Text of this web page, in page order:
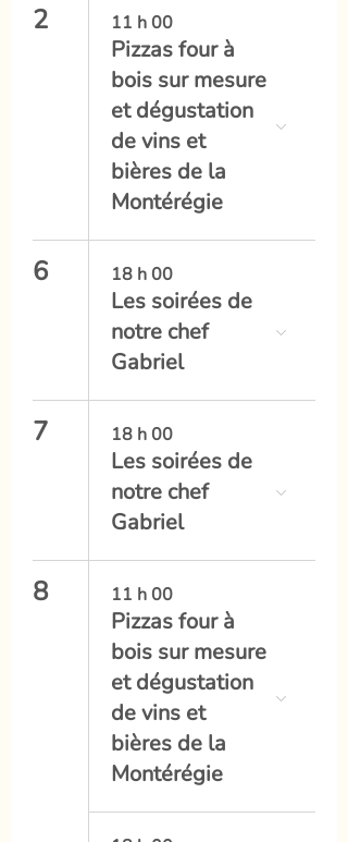
2 11 h 00
Pizzas four à
bois sur mesure
et dégustation
de vins et
bières de la
Montérégie
6 18 h 00
Les soirées de
notre chef
Gabriel
7 18 h 00
Les soirées de
notre chef
Gabriel
8 11 h 00
Pizzas four à
bois sur mesure
et dégustation
de vins et
bières de la
Montérégie